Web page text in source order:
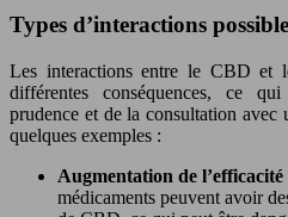
Types d’interactions
Les interactions entre le CBD et
différentes conséquences, ce
prudence et de la consultation avec
quelques exemples :
Augmentation de l’efficacité
médicaments peuvent avoir